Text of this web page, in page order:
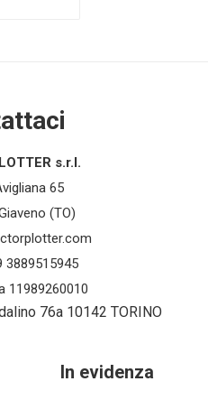
s.r.l.
65
(TO)
3889515945
11989260010
76a 10142 TORINO
In evidenza